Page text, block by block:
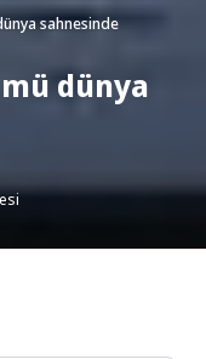
sahnesinde
dünya